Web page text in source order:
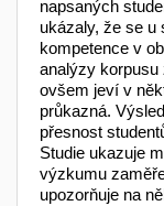
napsaných
ukázaly, že se u
kompetence v
analýzy korpusu
ovšem jeví v
průkazná.
přesnost
Studie ukazuje
výzkumu
upozorňuje na